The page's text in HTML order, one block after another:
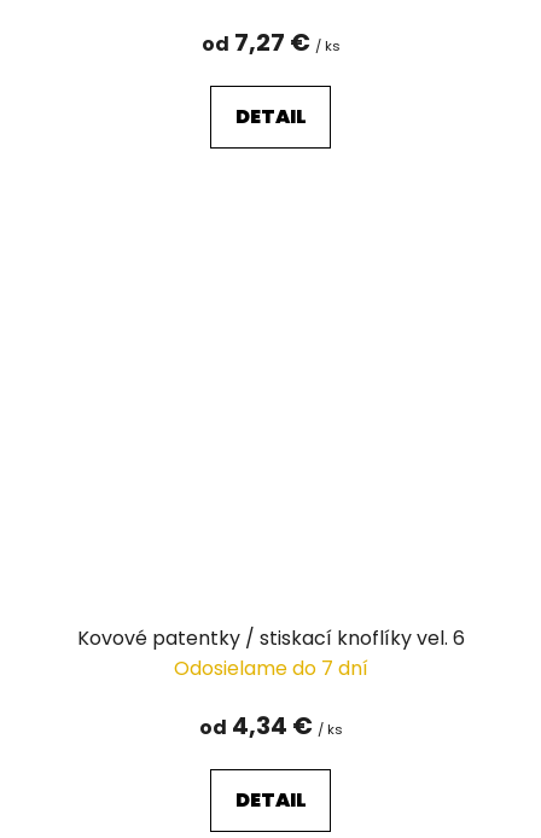
od 7,27 € / ks
DETAIL
Kovové patentky / stiskací knoflíky vel. 6
Odosielame do 7 dní
od 4,34 € / ks
DETAIL